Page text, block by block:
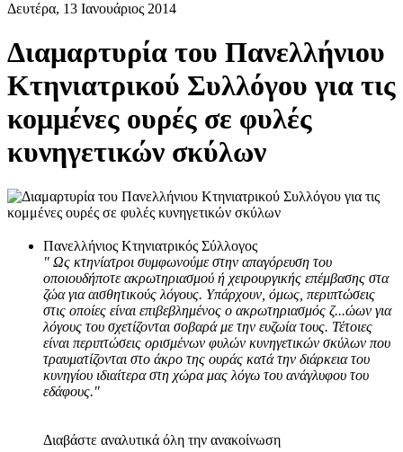
Δευτέρα, 13 Ιανουάριος 2014
Διαμαρτυρία του Πανελλήνιου
Κτηνιατρικού Συλλόγου για τις
κομμένες ουρές σε φυλές
κυνηγετικών σκύλων
Πανελλήνιος Κτηνιατρικός Σύλλογος
" Ως κτηνίατροι συμφωνούμε στην απαγόρευση του
οποιουδήποτε ακρωτηριασμού ή χειρουργικής επέμβασης στα
ζώα για αισθητικούς λόγους. Υπάρχουν, όμως, περιπτώσεις
στις οποίες είναι επιβεβλημένος ο ακρωτηριασμός ζ...ώων για
λόγους του σχετίζονται σοβαρά με την ευζωία τους. Τέτοιες
είναι περιπτώσεις ορισμένων φυλών κυνηγετικών σκύλων που
τραυματίζονται στο άκρο της ουράς κατά την διάρκεια του
κυνηγίου ιδιαίτερα στη χώρα μας λόγω του ανάγλυφου του
εδάφους."
Διαβάστε αναλυτικά όλη την ανακοίνωση